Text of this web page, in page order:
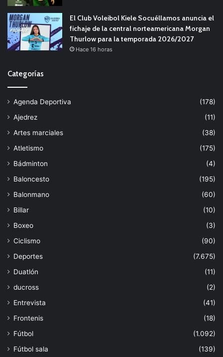
El Club Voleibol Kiele Socuéllamos anuncia el
fichaje de la central norteamericana Morgan
Thurlow para la temporada 2026/2027
Hace 16 horas
Categorías
Agenda Deportiva
(178)
Ajedrez
(11)
Artes marciales
(38)
Atletismo
(175)
Bádminton
(4)
Baloncesto
(195)
Balonmano
(60)
Billar
(10)
Boxeo
(3)
Ciclismo
(90)
Deportes
(7.675)
Duatlón
(11)
ducross
(2)
Entrevista
(41)
Frontenis
(18)
Fútbol
(1.092)
Fútbol sala
(139)